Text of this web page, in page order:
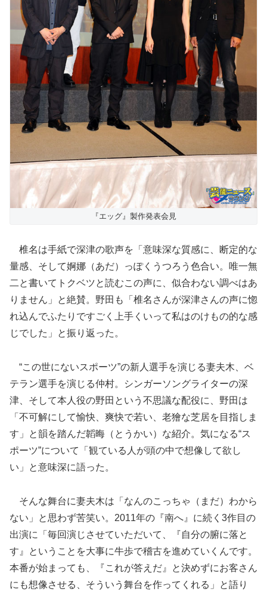
『エッグ』製作発表会見
椎名は手紙で深津の歌声を「意味深な質感に、断定的な
量感、そして婀娜（あだ）っぽくうつろう色合い。唯一無
二と書いてトクベツと読むこの声に、似合わない調べはあ
りません」と絶賛。野田も「椎名さんが深津さんの声に惚
れ込んでふたりですごく上手くいって私はのけもの的な感
じでした」と振り返った。
“この世にないスポーツ”の新人選手を演じる妻夫木、ベ
テラン選手を演じる仲村。シンガーソングライターの深
津、そして本人役の野田という不思議な配役に、野田は
「不可解にして愉快、爽快で若い、老獪な芝居を目指しま
す」と韻を踏んだ韜晦（とうかい）な紹介。気になる“ス
ポーツ”について「観ている人が頭の中で想像して欲し
い」と意味深に語った。
そんな舞台に妻夫木は「なんのこっちゃ（まだ）わから
ない」と思わず苦笑い。2011年の『南へ』に続く3作目の
出演に「毎回演じさせていただいて、『自分の腑に落と
す』ということを大事に牛歩で稽古を進めていくんです。
本番が始まっても、『これが答えだ』と決めずにお客さん
にも想像させる、そういう舞台を作ってくれる」と語り